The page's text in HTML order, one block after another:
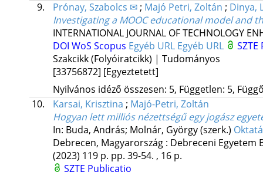
9.
Prónay, Szabolcs ✉; Majó Petri, Zoltán ; Dinya,
Investigating a MOOC educational model
INTERNATIONAL JOURNAL OF TECHNOLOGY
DOI WoS Scopus Egyéb URL Egyéb URL
Szakcikk (Folyóiratcikk) | Tudományos
[33756872] [Egyeztetett]
Nyilvános idéző összesen: 5, Független: 5,
10.
Karsai, Krisztina ; Majó-Petri, Zoltán
Hogyan lett milliós nézettségű egy jogász
In: Buda, András; Molnár, György (szerk.)
Debrecen, Magyarország : Debreceni Egyetem
(2023) 119 p. pp. 39-54. , 16 p.
SZTE Publicatio